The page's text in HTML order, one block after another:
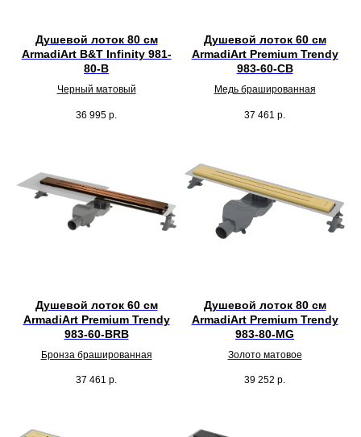
Душевой лоток 80 см
ArmadiArt B&T Infinity 981-
80-B
Черный матовый
36 995 р.
Душевой лоток 60 см
ArmadiArt Premium Trendy
983-60-CB
Медь брашированная
37 461 р.
Душевой лоток 60 см
ArmadiArt Premium Trendy
983-60-BRB
Бронза брашированная
37 461 р.
Душевой лоток 80 см
ArmadiArt Premium Trendy
983-80-MG
Золото матовое
39 252 р.